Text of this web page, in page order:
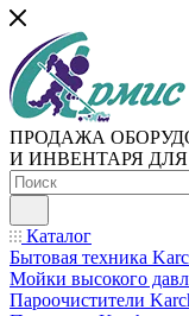
ПРОДАЖА
И ИНВЕНТАРЯ
Каталог
Бытовая техника
Мойки высокого
Пароочистители